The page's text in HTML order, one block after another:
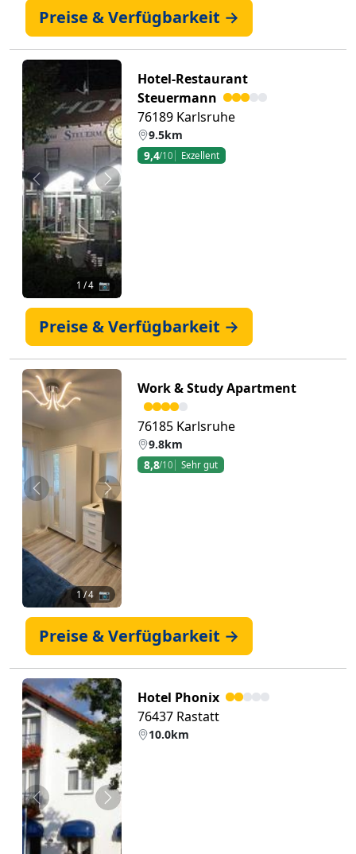
Preise & Verfügbarkeit →
Zurück Weiter
1 / 4 📷
Hotel-Restaurant
Steuermann
76189 Karlsruhe
9.5km
9,4/10 Exzellent
Preise & Verfügbarkeit →
Zurück Weiter
1/ 4 📷
Work & Study Apartment
76185 Karlsruhe
9.8km
8,8/10 Sehr gut
Preise & Verfügbarkeit →
Zurück Weiter
Hotel Phonix
76437 Rastatt
10.0km